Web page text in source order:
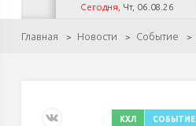
Сегодня , Чт, 06.08.26
Главная Новости Событие
КХЛ СОБЫТИЕ